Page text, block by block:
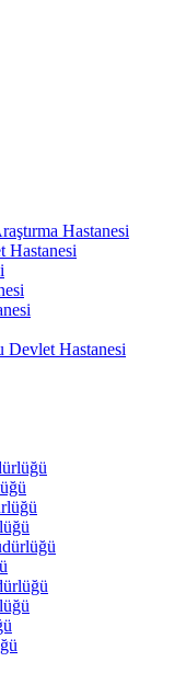
Hastanesi
Hastanesi
Devlet Hastanesi